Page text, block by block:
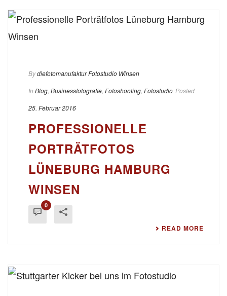
Bydiefotomanufaktur Fotostudio Winsen
In Blog Businessfotografie Fotoshooting Fotostudio Posted
25. Februar 2016
PROFESSIONELLE
PORTRÄTFOTOS
LÜNEBURG HAMBURG
WINSEN
0
READ MORE